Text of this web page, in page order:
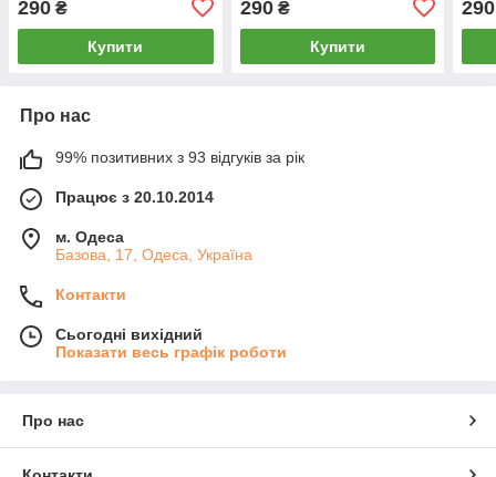
290 ₴
Купити
290₴
Купити
290
Про нас
99% позитивних з 93 відгуків за рік
Працює з 20.10.2014
м. Одеса
Базова, 17, Одеса, Україна
Контакти
Сьогодні вихідний
Показати весь графік роботи
Про нас